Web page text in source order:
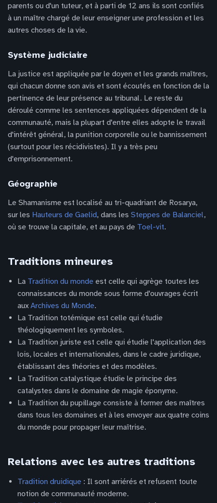
parents ou d'un tuteur, et à parti de 12 ans ils sont confiés
à un maître chargé de leur enseigner une profession et les
autres choses de la vie.
Système judiciaire
La justice est appliquée par le doyen et les grands maîtres,
qui chacun donne son avis et sont écoutés en fonction de la
pertinence de leur présence au tribunal. Le reste du
déroulé comme les sentences appliquées dépendent de la
communauté, mais la plupart d'entre elles adopte le travail
d'intérêt général, la punition corporelle ou le bannissement
(surtout pour les récidivistes). Il y a très peu
d'emprisonnement.
Géographie
Le Shamanisme est localisé au tri-quadriant de Rosarya,
sur les Hauteurs de Gaelid, dans les Steppes de Balanciel,
où se trouve la capitale, et au pays de Toel-vit.
Traditions mineures
La Tradition du monde est celle qui agrège toutes les
connaissances du monde sous forme d'ouvrages écrit
aux Archives du Monde.
La Tradition totémique est celle qui étudie
théologiquement les symboles.
La Tradition juriste est celle qui étudie l'application des
lois, locales et internationales, dans le cadre juridique,
établissant des théories et des modèles.
La Tradition catalystique étudie le principe des
catalystes dans le domaine de magie éponyme.
La Tradition du pupillage consiste à former des maîtres
dans tous les domaines et à les envoyer aux quatre coins
du monde pour propager leur maîtrise.
Relations avec les autres traditions
Tradition druidique : Il sont arriérés et refusent toute
notion de communauté moderne.